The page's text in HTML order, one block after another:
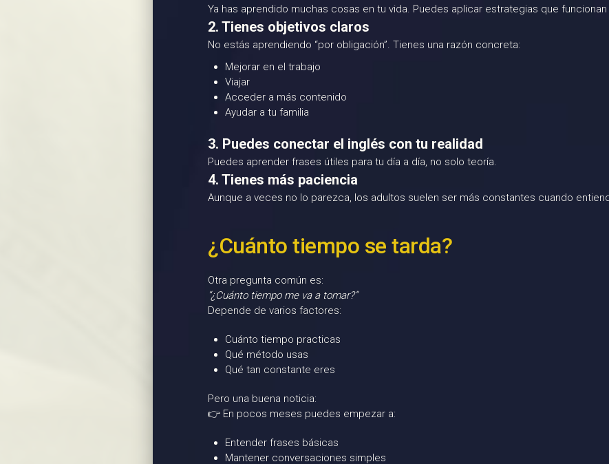
Ya has aprendido muchas cosas en tu vida. Puedes aplicar estrategias que funcionan
2. Tienes objetivos claros
No estás aprendiendo “por obligación”. Tienes una razón concreta:
Mejorar en el trabajo
Viajar
Acceder a más contenido
Ayudar a tu familia
3. Puedes conectar el inglés con tu realidad
Puedes aprender frases útiles para tu día a día, no solo teoría.
4. Tienes más paciencia
Aunque a veces no lo parezca, los adultos suelen ser más constantes cuando
¿Cuánto tiempo se tarda?
Otra pregunta común es:
“¿Cuánto tiempo me va a tomar?”
Depende de varios factores:
Cuánto tiempo practicas
Qué método usas
Qué tan constante eres
Pero una buena noticia:
👉 En pocos meses puedes empezar a:
Entender frases básicas
Mantener conversaciones simples